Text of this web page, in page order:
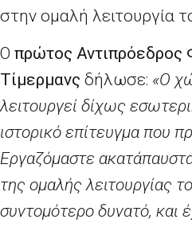
στην ομαλή λειτουργία
Ο πρώτος Αντιπρόεδρος
Τίμερμανς δήλωσε: «Ο
λειτουργεί δίχως
ιστορικό επίτευγμα που
Εργαζόμαστε
της ομαλής λειτουργίας
συντομότερο δυνατό, και